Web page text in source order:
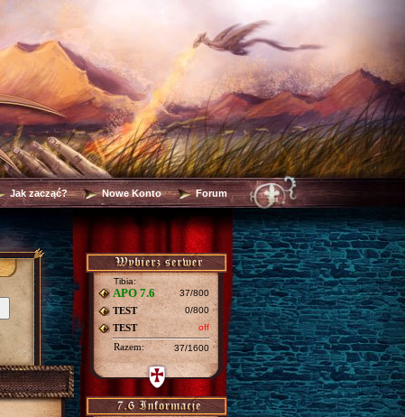
Jak zacząć? Nowe Konto Forum
Tibia:
APO 7.6 37/800
TEST 0/800
TEST off
Razem: 37/1600